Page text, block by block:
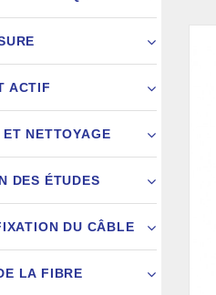
ACTIF
NETTOYAGE
DES ÉTUDES
DU CÂBLE
LA FIBRE